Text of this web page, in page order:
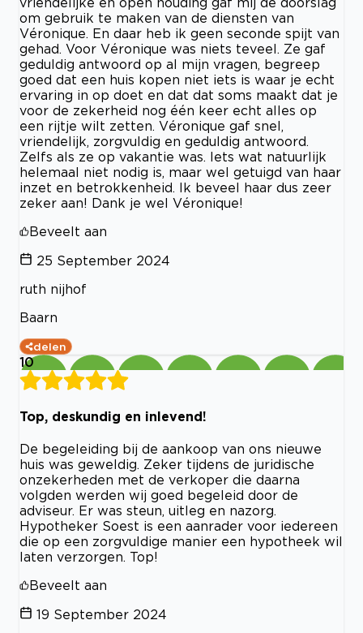
om gebruik te maken van de diensten van
Véronique. En daar heb ik geen seconde spijt van
gehad. Voor Véronique was niets teveel. Ze gaf
geduldig antwoord op al mijn vragen, begreep
goed dat een huis kopen niet iets is waar je echt
ervaring in op doet en dat dat soms maakt dat je
voor de zekerheid nog één keer echt alles op
een rijtje wilt zetten. Véronique gaf snel,
vriendelijk, zorgvuldig en geduldig antwoord.
Zelfs als ze op vakantie was. Iets wat natuurlijk
helemaal niet nodig is, maar wel getuigd van haar
inzet en betrokkenheid. Ik beveel haar dus zeer
zeker aan! Dank je wel Véronique!
Beveelt aan
25 September 2024
ruth nijhof
Baarn
delen
10
Top, deskundig en inlevend!
De begeleiding bij de aankoop van ons nieuwe
huis was geweldig. Zeker tijdens de juridische
onzekerheden met de verkoper die daarna
volgden werden wij goed begeleid door de
adviseur. Er was steun, uitleg en nazorg.
Hypotheker Soest is een aanrader voor iedereen
die op een zorgvuldige manier een hypotheek wil
laten verzorgen. Top!
Beveelt aan
19 September 2024